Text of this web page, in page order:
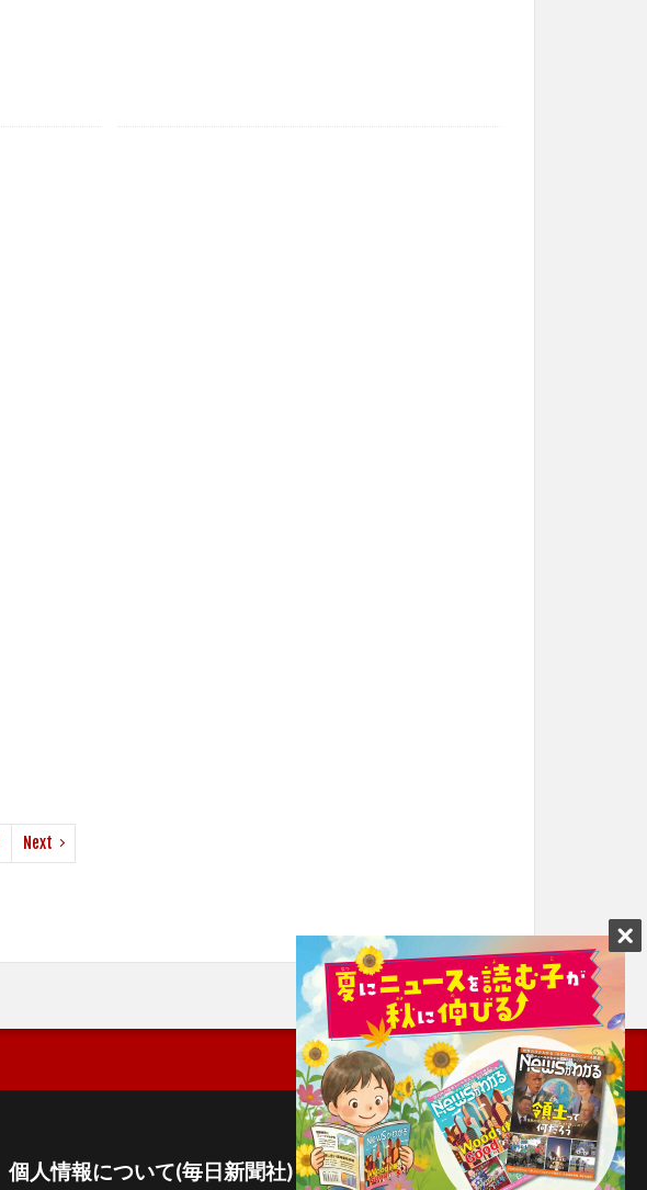
Next
個人情報について(毎日新聞社)